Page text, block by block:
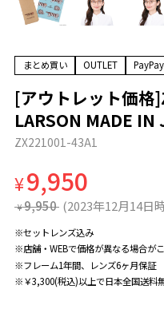
まとめ買い OUTLET
[アウトレット価
LARSON MADE IN
ZX221001-43A1
¥9,950
¥ 9,950 (2023年12月14日
※セットレンズ込み
※店舗・WEBで価格が異なる場合がこ
※フレーム1年間、レンズ6ヶ月保証
※￥3,300(税込)以上で日本全国送料